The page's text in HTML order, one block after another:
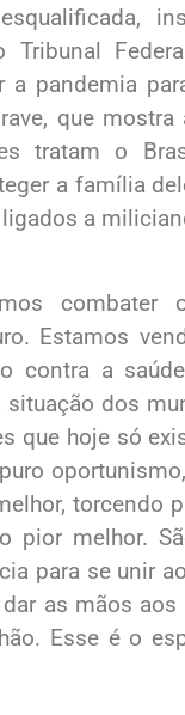
pandemia
que
tratam o
a família
a
Estamos
contra a
dos
que hoje só
torcendo
pior melhor.
para se unir
dar as mãos
Esse é o